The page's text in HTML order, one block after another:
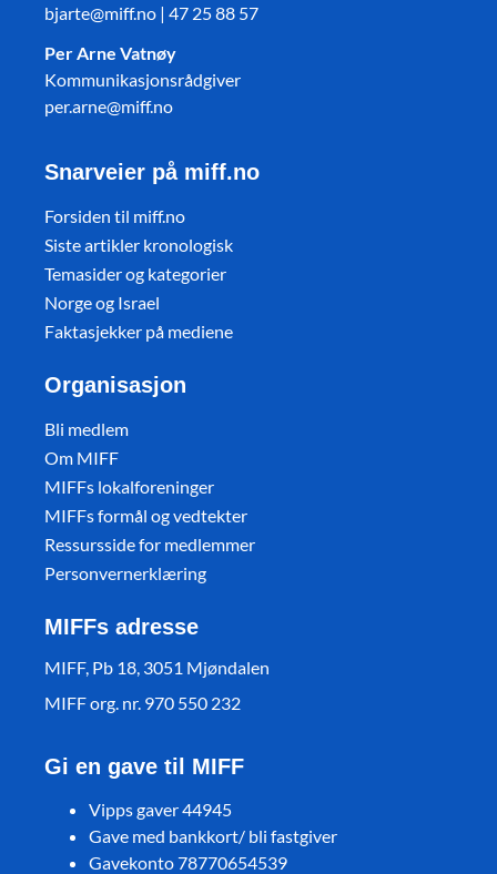
bjarte@miff.no | 47 25 88 57
Per Arne Vatnøy
Kommunikasjonsrådgiver
per.arne@miff.no
Snarveier på miff.no
Forsiden til miff.no
Siste artikler kronologisk
Temasider og kategorier
Norge og Israel
Faktasjekker på mediene
Organisasjon
Bli medlem
Om MIFF
MIFFs lokalforeninger
MIFFs formål og vedtekter
Ressursside for medlemmer
Personvernerklæring
MIFFs adresse
MIFF, Pb 18, 3051 Mjøndalen
MIFF org. nr. 970 550 232
Gi en gave til MIFF
Vipps gaver 44945
Gave med bankkort/ bli fastgiver
Gavekonto 78770654539